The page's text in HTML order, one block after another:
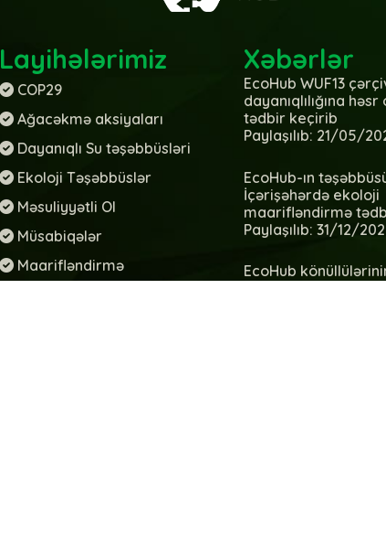
Layihələrimiz
COP29
Ağacəkmə aksiyaları
Dayanıqlı Su təşəbbüsləri
Ekoloji Təşəbbüslər
Məsuliyyətli Ol
Müsabiqələr
Maarifləndirmə
Xəbərlər
EcoHub WUF13
dayanıqlılığına
tədbir keçirib
Paylaşılıb: 21/05/
EcoHub-ın
İçərişəhərdə ekoloji
maarifləndirmə
Paylaşılıb: 31/12/
EcoHub